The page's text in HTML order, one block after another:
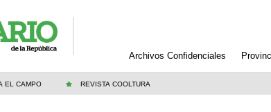
Archivos Confidenciales
EL CAMPO REVISTA COOLTURA